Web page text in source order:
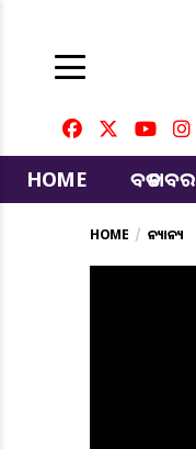
HOME
ବଡ ଖବର
HOME ଅନ୍ୟାନ୍ୟ